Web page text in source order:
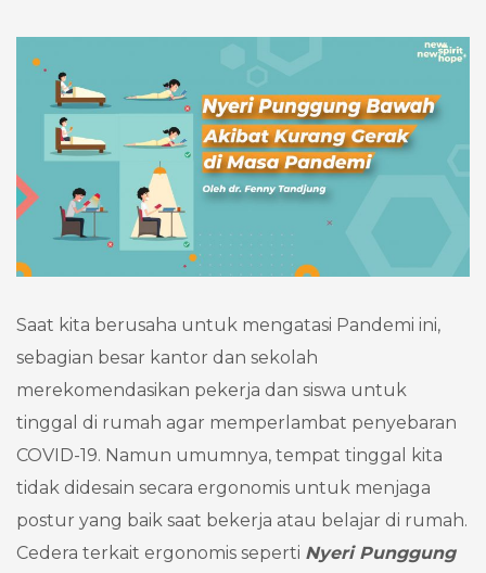
Saat kita berusaha untuk mengatasi Pandemi ini,
sebagian besar kantor dan sekolah
merekomendasikan pekerja dan siswa untuk
tinggal di rumah agar memperlambat penyebaran
COVID-19. Namun umumnya, tempat tinggal kita
tidak didesain secara ergonomis untuk menjaga
postur yang baik saat bekerja atau belajar di rumah.
Cedera terkait ergonomis seperti Nyeri Punggung